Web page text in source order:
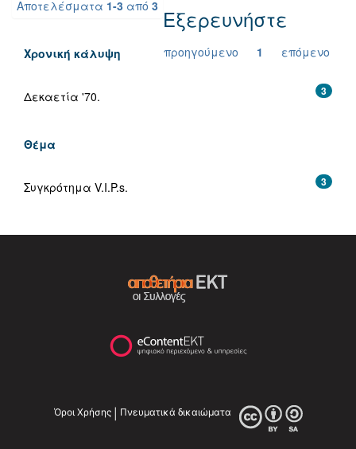
Αποτελέσματα 1-3 από 3
προηγούμενο 1 επόμενο
Εξερευνήστε
Χρονική κάλυψη
3
Δεκαετία '70.
Θέμα
3
Συγκρότημα V.I.P.s.